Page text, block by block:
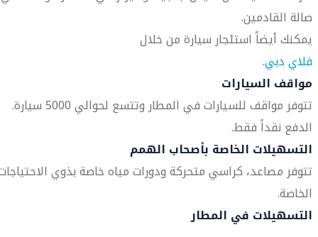
صالة القادمين.
يمكنك أيضاً استئجار سيارة من خلال
فلاي دبي.
مواقف السيارات
تتوفر مواقف للسيارات في المطار وتتسع لحوالي 5000 سيارة.
الدفع نقداً فقط.
التسهيلات الخاصة بأصحاب الهمم
تتوفر مصاعد، كراسي متحركة ودورات مياه خاصة بذوي
الخاصة.
التسهيلات في المطار